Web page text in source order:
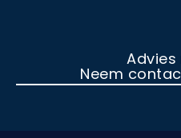
Advies
Neem